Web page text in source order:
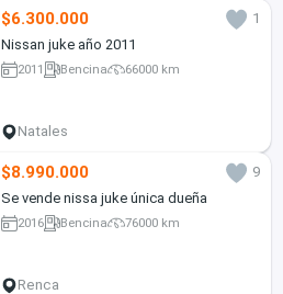
$6.300.000
1
Nissan juke año 2011
2011 Bencina 66000 km
Natales
$8.990.000
9
Se vende nissa juke única dueña
2016 Bencina 76000 km
Renca